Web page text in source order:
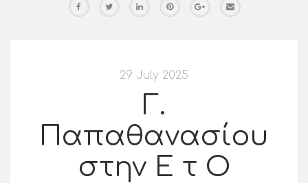
29 July 2025
Γ.
Παπαθανασίου
στην Ε τ Ο